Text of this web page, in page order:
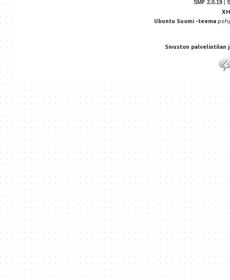
SMF 2.0.19
Ubuntu Suomi -teema
Sivuston palvelintilan